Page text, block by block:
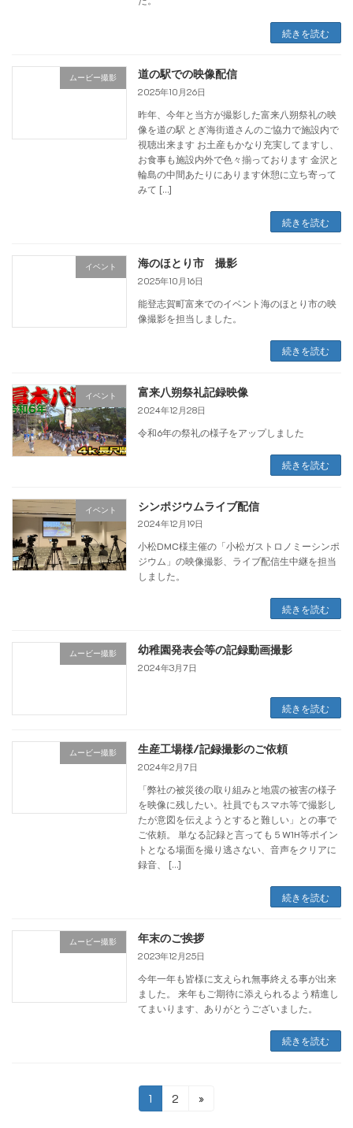
続きを読む
ムービー撮影 道の駅での映像配信
2025年10月26日
昨年、今年と当方が撮影した富来八朔祭礼の映
像を道の駅 とぎ海街道さんのご協力で施設内で
視聴出来ます お土産もかなり充実してますし、
お食事も施設内外で色々揃っております 金沢と
輪島の中間あたりにあります休憩に立ち寄って
みて […]
続きを読む
イベント 海のほとり市 撮影
2025年10月16日
能登志賀町富来でのイベント海のほとり市の映
像撮影を担当しました。
続きを読む
イベント 富来八朔祭礼記録映像
2024年12月28日
令和6年の祭礼の様子をアップしました
続きを読む
イベント シンポジウムライブ配信
2024年12月19日
小松DMC様主催の「小松ガストロノミーシンポ
ジウム」の映像撮影、ライブ配信生中継を担当
しました。
続きを読む
ムービー撮影 幼稚園発表会等の記録動画撮影
2024年3月7日
続きを読む
ムービー撮影 生産工場様/記録撮影のご依頼
2024年2月7日
「弊社の被災後の取り組みと地震の被害の様子
を映像に残したい。社員でもスマホ等で撮影し
たが意図を伝えようとすると難しい」との事で
ご依頼。 単なる記録と言っても５W1H等ポイン
トとなる場面を撮り逃さない、音声をクリアに
録音、 […]
続きを読む
ムービー撮影 年末のご挨拶
2023年12月25日
今年一年も皆様に支えられ無事終える事が出来
ました。 来年もご期待に添えられるよう精進し
てまいります、ありがとうございました。
続きを読む
固
定
1
固
2 »